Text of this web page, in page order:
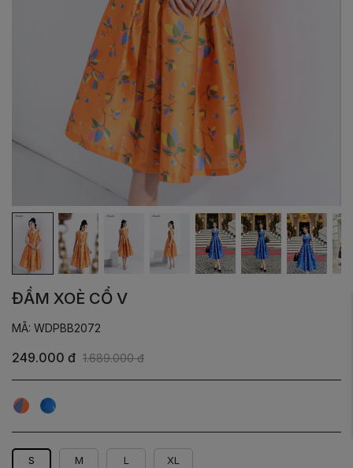
ĐẦM XOÈ CỔ V
MÃ: WDPBB2072
249.000 đ 1.689.000 đ
Hoa Hoa
dương
lá
S M L XL